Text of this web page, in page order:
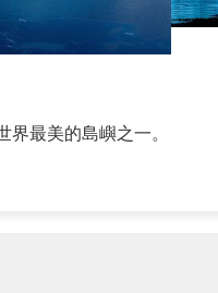
最美的島嶼之一。